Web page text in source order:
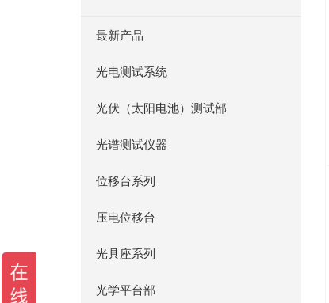
最新产品
光电测试系统
光伏（太阳电池）测试部
光谱测试仪器
位移台系列
压电位移台
光具座系列
光学平台部